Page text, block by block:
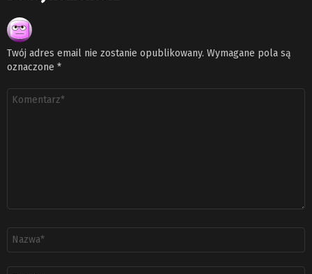
Twój adres email nie zostanie opublikowany. Wymagane pola są
oznaczone *